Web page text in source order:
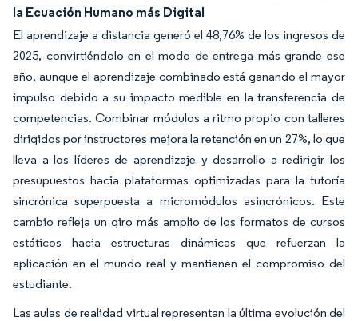
la Ecuación Humano más Digital
El aprendizaje a distancia generó el 48,76% de los ingresos de
2025, convirtiéndolo en el modo de entrega más grande ese
año, aunque el aprendizaje combinado está ganando el mayor
impulso debido a su impacto medible en la transferencia de
competencias. Combinar módulos a ritmo propio con talleres
dirigidos por instructores mejora la retención en un 27%, lo que
lleva a los líderes de aprendizaje y desarrollo a redirigir los
presupuestos hacia plataformas optimizadas para la tutoría
sincrónica superpuesta a micromódulos asincrónicos. Este
cambio refleja un giro más amplio de los formatos de cursos
estáticos hacia estructuras dinámicas que refuerzan la
aplicación en el mundo real y mantienen el compromiso del
estudiante.
Las aulas de realidad virtual representan la última evolución del